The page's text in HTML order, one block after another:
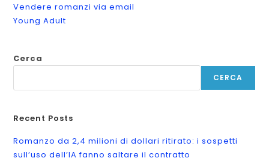
Vendere romanzi via email
Young Adult
Cerca
CERCA
Recent Posts
Romanzo da 2,4 milioni di dollari ritirato: i sospetti
sull’uso dell’IA fanno saltare il contratto